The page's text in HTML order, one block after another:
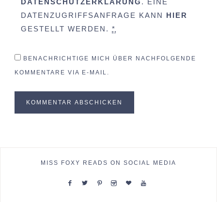
DATENZUGRIFFSANFRAGE KANN HIER
GESTELLT WERDEN. *
BENACHRICHTIGE MICH ÜBER NACHFOLGENDE
KOMMENTARE VIA E-MAIL.
MISS FOXY READS ON SOCIAL MEDIA